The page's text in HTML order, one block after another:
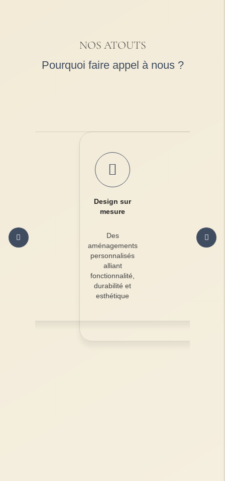
NOS ATOUTS
Pourquoi faire appel à nous ?
Design sur
mesure
Des
aménagements
personnalisés
alliant
fonctionnalité,
durabilité et
esthétique